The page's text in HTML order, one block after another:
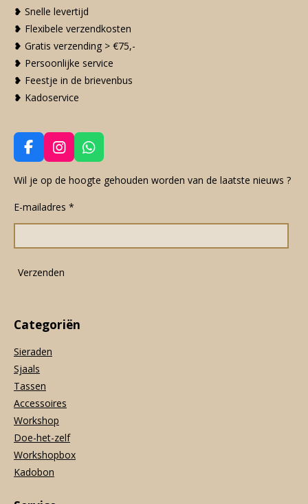
❥ Snelle levertijd
❥ Flexibele verzendkosten
❥ Gratis verzending > €75,-
❥ Persoonlijke service
❥ Feestje in de brievenbus
❥ Kadoservice
F
a
c
b
o
k
I
n
s
a
g
a
m
W
h
a
A
p
Wil je op de hoogte gehouden worden van de laatste nieuws ?
E-mailadres *
Verzenden
Categoriën
Sieraden
Sjaals
Tassen
Accessoires
Workshop
Doe-het-zelf
Workshopbox
Kadobon